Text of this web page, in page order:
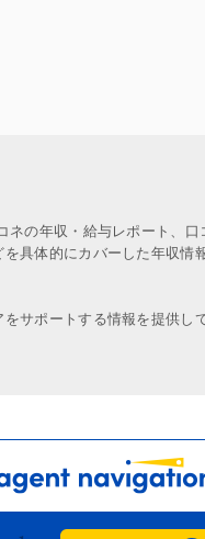
の年収・給与レポート、口
具体的にカバーした年収情
サポートする情報を提供し